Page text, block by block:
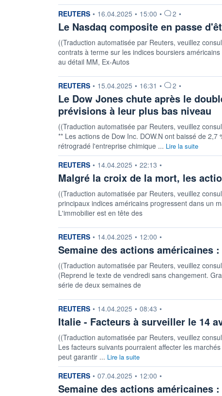
information fournie par
REUTERS • 16.04.2025 • 15:00 • 2 •
Le Nasdaq composite en passe
((Traduction automatisée par Reuters, veuillez
contrats à terme sur les indices boursiers
au détail MM, Ex-Autos
information fournie par
REUTERS • 15.04.2025 • 16:31 • 2 •
Le Dow Jones chute après le
prévisions à leur plus bas niveau
((Traduction automatisée par Reuters, veuillez
** Les actions de Dow Inc. DOW.N ont baissé de
rétrogradé l'entreprise chimique ... Lire la suite
information fournie par
REUTERS • 14.04.2025 • 22:13 •
Malgré la croix de la mort, les
((Traduction automatisée par Reuters, veuillez
principaux indices américains progressent dans un
L'immobilier est en tête des
information fournie par
REUTERS • 14.04.2025 • 12:00 •
Semaine des actions américaines
((Traduction automatisée par Reuters, veuillez
(Reprend le texte de vendredi sans changement.
série de deux semaines de
information fournie par
REUTERS • 14.04.2025 • 08:43 •
Italie - Facteurs à surveiller le 14
((Traduction automatisée par Reuters, veuillez
Les facteurs suivants pourraient affecter les
peut garantir ... Lire la suite
information fournie par
REUTERS • 07.04.2025 • 12:00 •
Semaine des actions américaines